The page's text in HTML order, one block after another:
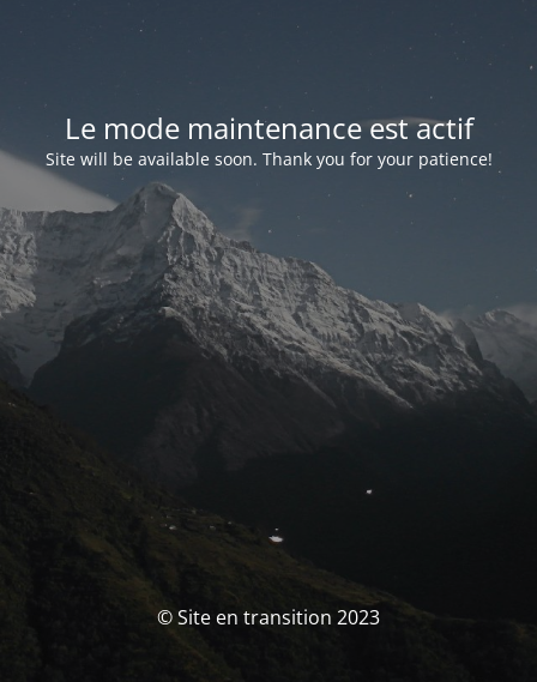
Le mode maintenance est actif
Site will be available soon. Thank you for your patience!
© Site en transition 2023